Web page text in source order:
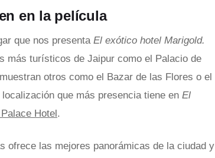
en la película
que nos presenta El exótico hotel Marigold.
más turísticos de Jaipur como el Palacio de
otros como el Bazar de las Flores o el
que más presencia tiene en El
Hotel .
ofrece las mejores panorámicas de la ciudad y